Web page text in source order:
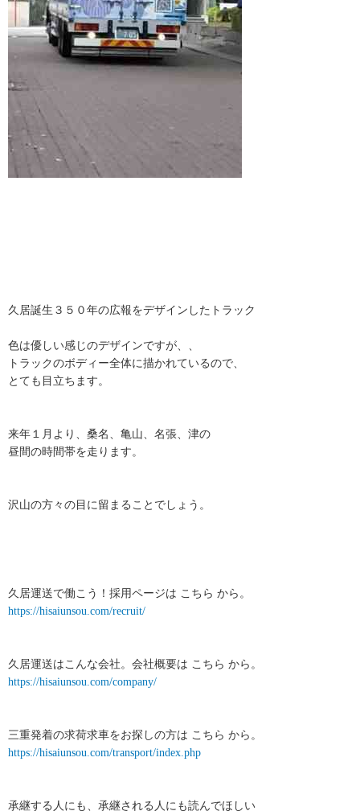
久居誕生３５０年の広報をデザインしたトラック
色は優しい感じのデザインですが、、
トラックのボディー全体に描かれているので、
とても目立ちます。
来年１月より、桑名、亀山、名張、津の
昼間の時間帯を走ります。
沢山の方々の目に留まることでしょう。
久居運送で働こう！採用ページは こちら から。
https://hisaiunsou.com/recruit/
久居運送はこんな会社。会社概要は こちら から。
https://hisaiunsou.com/company/
三重発着の求荷求車をお探しの方は こちら から。
https://hisaiunsou.com/transport/index.php
承継する人にも、承継される人にも読んでほしい